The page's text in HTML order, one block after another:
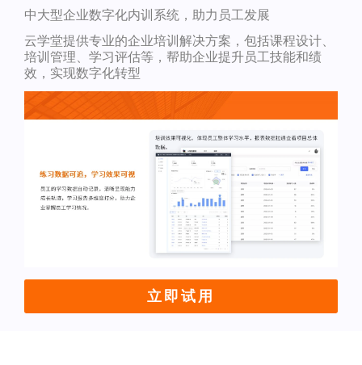
中大型企业数字化内训系统，助力员工发展
云学堂提供专业的企业培训解决方案，包括课程设计、
培训管理、学习评估等，帮助企业提升员工技能和绩
效，实现数字化转型
立即试用